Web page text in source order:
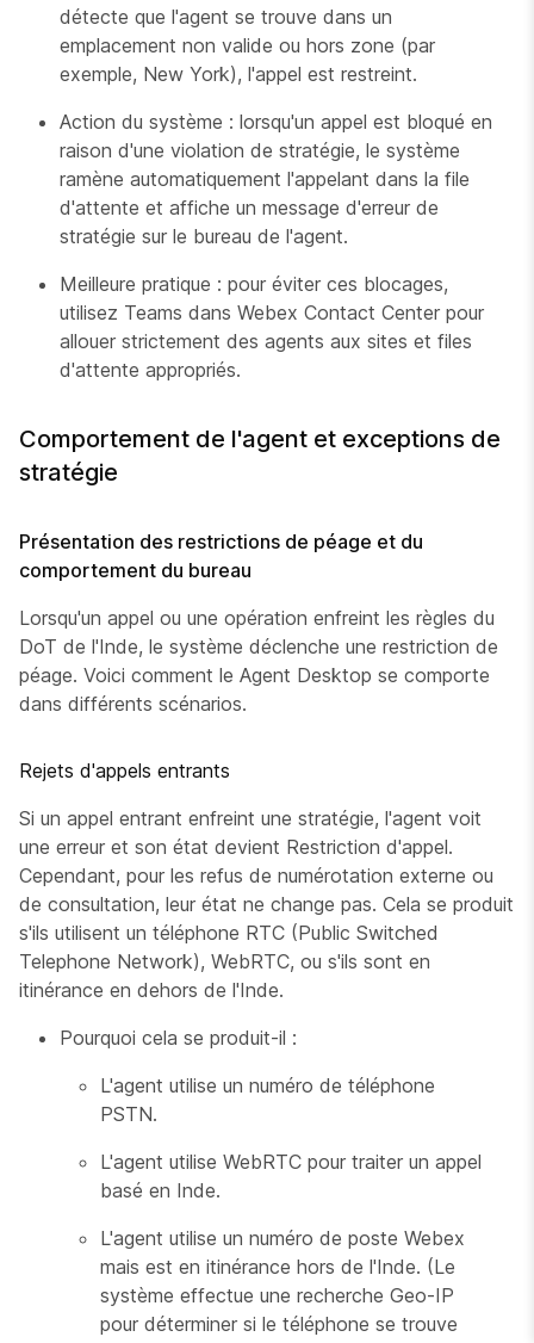
détecte que l'agent se trouve dans un
emplacement non valide ou hors zone (par
exemple, New York), l'appel est restreint.
Action du système : lorsqu'un appel est bloqué en
raison d'une violation de stratégie, le système
ramène automatiquement l'appelant dans la file
d'attente et affiche un message d'erreur de
stratégie sur le bureau de l'agent.
Meilleure pratique : pour éviter ces blocages,
utilisez Teams dans Webex Contact Center pour
allouer strictement des agents aux sites et files
d'attente appropriés.
Comportement de l'agent et exceptions de
stratégie
Présentation des restrictions de péage et du
comportement du bureau
Lorsqu'un appel ou une opération enfreint les règles du
DoT de l'Inde, le système déclenche une restriction de
péage. Voici comment le Agent Desktop se comporte
dans différents scénarios.
Rejets d'appels entrants
Si un appel entrant enfreint une stratégie, l'agent voit
une erreur et son état devient Restriction d'appel.
Cependant, pour les refus de numérotation externe ou
de consultation, leur état ne change pas. Cela se produit
s'ils utilisent un téléphone RTC (Public Switched
Telephone Network), WebRTC, ou s'ils sont en
itinérance en dehors de l'Inde.
Pourquoi cela se produit-il :
L'agent utilise un numéro de téléphone
PSTN.
L'agent utilise WebRTC pour traiter un appel
basé en Inde.
L'agent utilise un numéro de poste Webex
mais est en itinérance hors de l'Inde. (Le
système effectue une recherche Geo-IP
pour déterminer si le téléphone se trouve